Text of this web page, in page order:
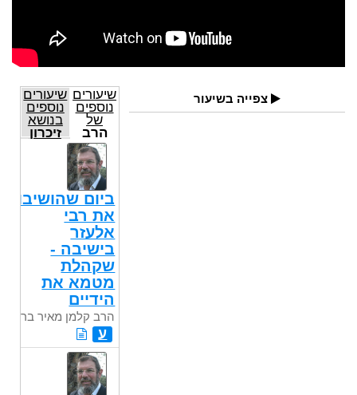
צפייה בשיעור
שיעורים
נוספים
של
הרב
קלמן
מאיר
בר
שיעורים
נוספים
בנושא
זיכרון
ביום שהושיבו
את רבי
אלעזר
בישיבה -
שקהלת
מטמא את
הידיים
הרב קלמן מאיר בר
ע